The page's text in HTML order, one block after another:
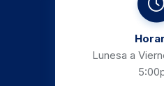
Lunesa a